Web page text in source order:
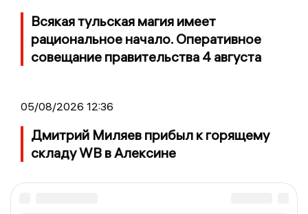
Всякая тульская магия имеет
рациональное начало. Оперативное
совещание правительства 4 августа
05/08/2026 12:36
Дмитрий Миляев прибыл к горящему
складу WB в Алексине